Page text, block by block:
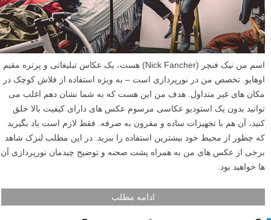
اسم من نیک فنچر (Nick Fancher) هست، یک عکاس تبلیغاتی و پرتره مقیم
اوهایو. تخصص من در نورپردازی است – به ویژه استفاده از فلاش کوچک در
مکان های غیر متداول. هدف من این هست که به شما نشان دهم اغلب می
توانید بدون یک استودیو عکاسی مرسوم عکس های دارای کیفیت بالا خلق
کنید، آن هم با تجهیزات ساده و مقرون به صرفه. فقط لازم است یاد بگیرید
که چطور از محیط خود بیشترین استفاده را ببرید. در این مطلب لنزک شاهد
برخی از عکس های من به همراه پشت صحنه و توضیح چیدمان نورپردازی آن
ها خواهید بود.
ادامه مطلب